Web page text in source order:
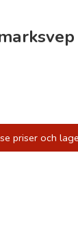
priser och